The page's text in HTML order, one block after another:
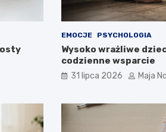
EMOCJE PSYCHOLOGIA
Wysoko wrażliwe
codzienne wsparcie
31 lipca 2026 Maja